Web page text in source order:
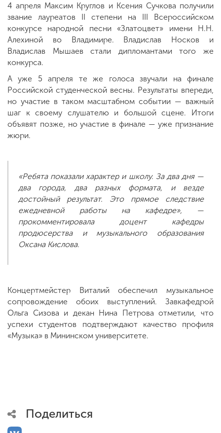
4 апреля Максим Круглов и Ксения Сучкова получили
звание лауреатов II степени на III Всероссийском
конкурсе народной песни «Златоцвет» имени Н.Н.
Алехиной во Владимире. Владислав Носков и
Владислав Мышаев стали дипломантами того же
конкурса.
А уже 5 апреля те же голоса звучали на финале
Российской студенческой весны. Результаты впереди,
но участие в таком масштабном событии — важный
шаг к своему слушателю и большой сцене. Итоги
объявят позже, но участие в финале — уже признание
жюри.
«Ребята показали характер и школу. За два дня —
два города, два разных формата, и везде
достойный результат. Это прямое следствие
ежедневной работы на кафедре», —
прокомментировала доцент кафедры
продюсерства и музыкального образования
Оксана Кислова.
Концертмейстер Виталий обеспечил музыкальное
сопровождение обоих выступлений. Завкафедрой
Ольга Сизова и декан Нина Петрова отметили, что
успехи студентов подтверждают качество профиля
«Музыка» в Мининском университете.
Поделиться